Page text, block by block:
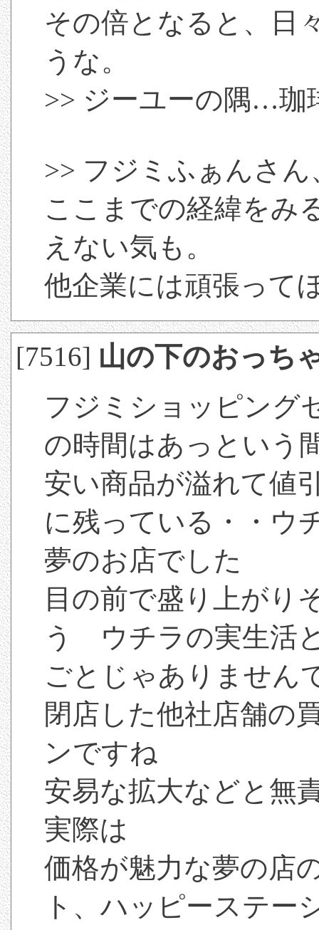
その倍となると、日
うな。
>> ジーユーの隅…珈
>> フジミふぁんさ
ここまでの経緯をみ
えない気も。
他企業には頑張って
[7516] 山の下のおっち
フジミショッピング
の時間はあっとい
安い商品が溢れて値
に残っている・・ウ
夢のお店でした
目の前で盛り上がり
う ウチラの実生活
ごとじゃありません
閉店した他社店舗の
ンですね
安易な拡大などと無
実際は
価格が魅力な夢の店
ト、ハッピーステー